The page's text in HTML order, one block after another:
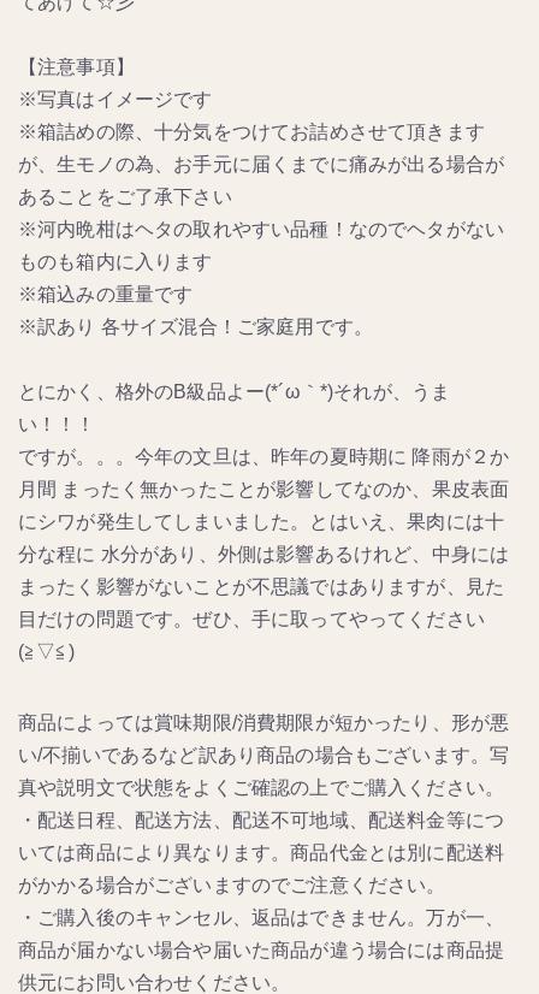
【注意事項】
※写真はイメージです
※箱詰めの際、十分気をつけてお詰めさせて頂きます
が、生モノの為、お手元に届くまでに痛みが出る場合が
あることをご了承下さい
※河内晩柑はヘタの取れやすい品種！なのでヘタがない
ものも箱内に入ります
※箱込みの重量です
※訳あり 各サイズ混合！ご家庭用です。
とにかく、格外のB級品よー(*´ω｀*)それが、うま
い！！！
ですが。。。今年の文旦は、昨年の夏時期に 降雨が２か
月間 まったく無かったことが影響してなのか、果皮表面
にシワが発生してしまいました。とはいえ、果肉には十
分な程に 水分があり、外側は影響あるけれど、中身には
まったく影響がないことが不思議ではありますが、見た
目だけの問題です。ぜひ、手に取ってやってください
(≧▽≦)
商品によっては賞味期限/消費期限が短かったり、形が悪
い/不揃いであるなど訳あり商品の場合もございます。写
真や説明文で状態をよくご確認の上でご購入ください。
・配送日程、配送方法、配送不可地域、配送料金等につ
いては商品により異なります。商品代金とは別に配送料
がかかる場合がございますのでご注意ください。
・ご購入後のキャンセル、返品はできません。万が一、
商品が届かない場合や届いた商品が違う場合には商品提
供元にお問い合わせください。